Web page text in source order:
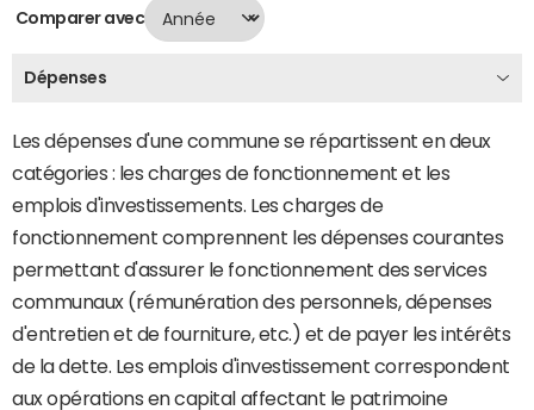
Comparer avec
Dépenses
Les dépenses d'une commune se répartissent en deux
catégories : les charges de fonctionnement et les
emplois d'investissements. Les charges de
fonctionnement comprennent les dépenses courantes
permettant d'assurer le fonctionnement des services
communaux (rémunération des personnels, dépenses
d'entretien et de fourniture, etc.) et de payer les intérêts
de la dette. Les emplois d'investissement correspondent
aux opérations en capital affectant le patrimoine